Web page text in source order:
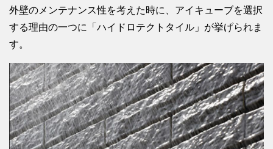
外壁のメンテナンス性を考えた時に、アイキューブを選択
する理由の一つに「ハイドロテクトタイル」が挙げられま
す。